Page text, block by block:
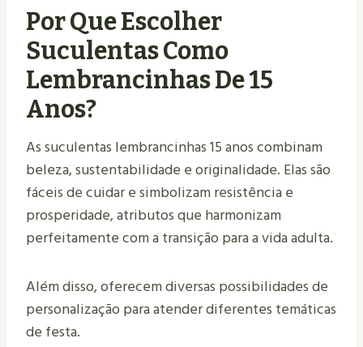
Por Que Escolher
Suculentas Como
Lembrancinhas De 15
Anos?
As suculentas lembrancinhas 15 anos combinam
beleza, sustentabilidade e originalidade. Elas são
fáceis de cuidar e simbolizam resistência e
prosperidade, atributos que harmonizam
perfeitamente com a transição para a vida adulta.
Além disso, oferecem diversas possibilidades de
personalização para atender diferentes temáticas
de festa.